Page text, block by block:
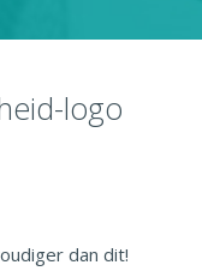
logo
dan dit!